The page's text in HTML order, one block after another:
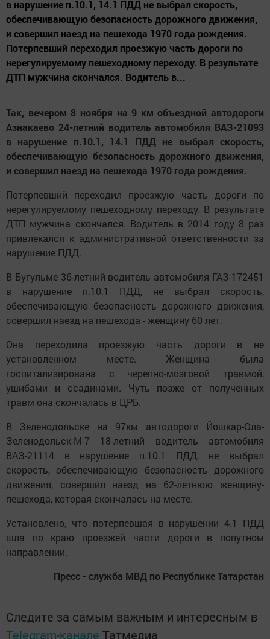
в нарушение п.10.1, 14.1 ПДД не выбрал скорость,
обеспечивающую безопасность дорожного движения,
и совершил наезд на пешехода 1970 года рождения.
Потерпевший переходил проезжую часть дороги по
нерегулируемому пешеходному переходу. В результате
ДТП мужчина скончался. Водитель в...
Так, вечером 8 ноября на 9 км объездной автодороги
Азнакаево 24-летний водитель автомобиля ВАЗ-21093
в нарушение п.10.1, 14.1 ПДД не выбрал скорость,
обеспечивающую безопасность дорожного движения,
и совершил наезд на пешехода 1970 года рождения.
Потерпевший переходил проезжую часть дороги по
нерегулируемому пешеходному переходу. В результате
ДТП мужчина скончался. Водитель в 2014 году 8 раз
привлекался к административной ответственности за
нарушение ПДД.
В Бугульме 36-летний водитель автомобиля ГАЗ-172451
в нарушение п.10.1 ПДД, не выбрал скорость,
обеспечивающую безопасность дорожного движения,
совершил наезд на пешехода - женщину 60 лет.
Она переходила проезжую часть дороги в не
установленном месте. Женщина была
госпитализирована с черепно-мозговой травмой,
ушибами и ссадинами. Чуть позже от полученных
травм она скончалась в ЦРБ.
В Зеленодольске на 97км автодороги Йошкар-Ола-
Зеленодольск-М-7 18-летний водитель автомобиля
ВАЗ-21114 в нарушение п.10.1 ПДД, не выбрал
скорость, обеспечивающую безопасность дорожного
движения, совершил наезд на 62-летнюю женщину-
пешехода, которая скончалась на месте.
Установлено, что потерпевшая в нарушении 4.1 ПДД
шла по краю проезжей части дороги в попутном
направлении.
Пресс - служба МВД по Республике Татарстан
Следите за самым важным и интересным в
Telegram-канале Татмедиа